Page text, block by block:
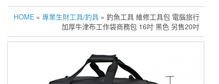
HOME » 專業生財工具/釣具 » 釣魚工具 維修工具包 電腦旅行
加厚牛津布工作袋商務包 16吋 黑色 另售20吋